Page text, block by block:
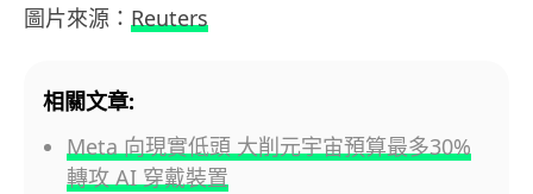
圖片來源： Reuters
相關文章:
Meta 向現實低頭 大削元宇宙預算最多30%
轉攻 AI 穿戴裝置